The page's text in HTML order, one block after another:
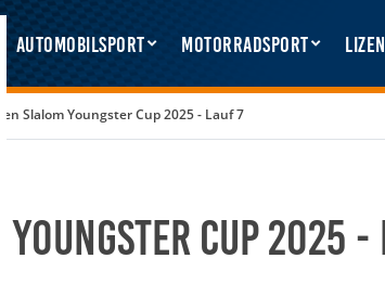
Automobilsport Motorradsport
Slalom Youngster Cup 2025 - Lauf 7
Cup 2025 -